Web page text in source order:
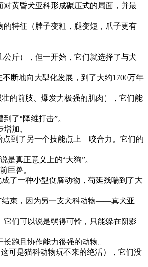
对黄昏犬亚科形成碾压式的局面，并最
特征（脖子变粗，腿变短，爪子更有
斤），但一开始，它们就选择了与犬
断地向大型化发展，到了大约1700万年
的前肢、爆发力极强的肌肉），它们能
了“降维打击”。
加。
到了另一个技能点上：咬合力。它们的
真正意义上的“大狗”。
巨兽。
了一种小型食腐动物，苟延残喘到了大
结束，因为另一支犬科动物——真犬亚
们可以说是弱得可怜，只能躲在阴影
跑且协作能力很强的动物。
可是猫科动物玩不来的绝活），它们没